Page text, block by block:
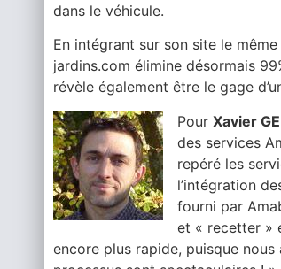
dans le véhicule.
En intégrant sur son site le
jardins.com élimine désormais
révèle également être le gage
Pour Xavier
des services
repéré les
l’intégration
fourni par
et « recetter »
encore plus rapide, puisque